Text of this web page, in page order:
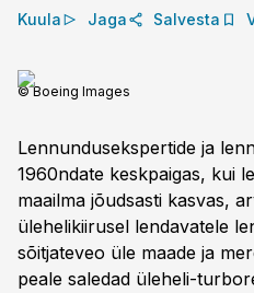
Kuula Jaga Salvesta
© Boeing Images
Lennundusekspertide ja
1960ndate keskpaigas, kui
maailma jõudsasti kasvas,
ülehelikiirusel lendavatele
sõitjateveo üle maade ja
peale saledad üleheli-